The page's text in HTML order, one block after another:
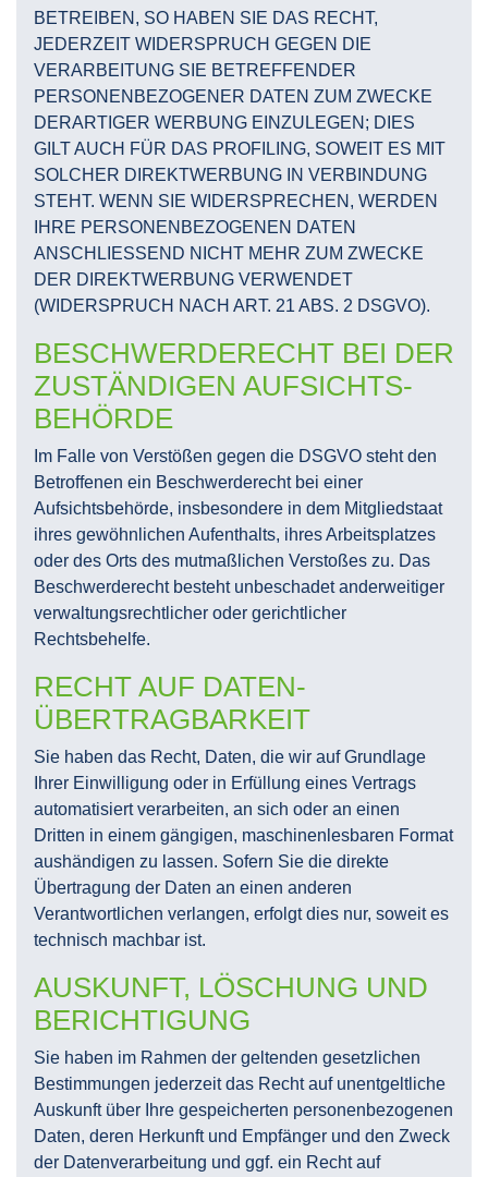
BETREIBEN, SO HABEN SIE DAS RECHT,
JEDERZEIT WIDERSPRUCH GEGEN DIE
VERARBEITUNG SIE BETREFFENDER
PERSONENBEZOGENER DATEN ZUM ZWECKE
DERARTIGER WERBUNG EINZULEGEN; DIES
GILT AUCH FÜR DAS PROFILING, SOWEIT ES MIT
SOLCHER DIREKTWERBUNG IN VERBINDUNG
STEHT. WENN SIE WIDERSPRECHEN, WERDEN
IHRE PERSONENBEZOGENEN DATEN
ANSCHLIESSEND NICHT MEHR ZUM ZWECKE
DER DIREKTWERBUNG VERWENDET
(WIDERSPRUCH NACH ART. 21 ABS. 2 DSGVO).
BESCHWERDE­RECHT BEI DER
ZUSTÄNDIGEN AUFSICHTS­
BEHÖRDE
Im Falle von Verstößen gegen die DSGVO steht den
Betroffenen ein Beschwerderecht bei einer
Aufsichtsbehörde, insbesondere in dem Mitgliedstaat
ihres gewöhnlichen Aufenthalts, ihres Arbeitsplatzes
oder des Orts des mutmaßlichen Verstoßes zu. Das
Beschwerderecht besteht unbeschadet anderweitiger
verwaltungsrechtlicher oder gerichtlicher
Rechtsbehelfe.
RECHT AUF DATEN­
ÜBERTRAG­BARKEIT
Sie haben das Recht, Daten, die wir auf Grundlage
Ihrer Einwilligung oder in Erfüllung eines Vertrags
automatisiert verarbeiten, an sich oder an einen
Dritten in einem gängigen, maschinenlesbaren Format
aushändigen zu lassen. Sofern Sie die direkte
Übertragung der Daten an einen anderen
Verantwortlichen verlangen, erfolgt dies nur, soweit es
technisch machbar ist.
AUSKUNFT, LÖSCHUNG UND
BERICHTIGUNG
Sie haben im Rahmen der geltenden gesetzlichen
Bestimmungen jederzeit das Recht auf unentgeltliche
Auskunft über Ihre gespeicherten personenbezogenen
Daten, deren Herkunft und Empfänger und den Zweck
der Datenverarbeitung und ggf. ein Recht auf